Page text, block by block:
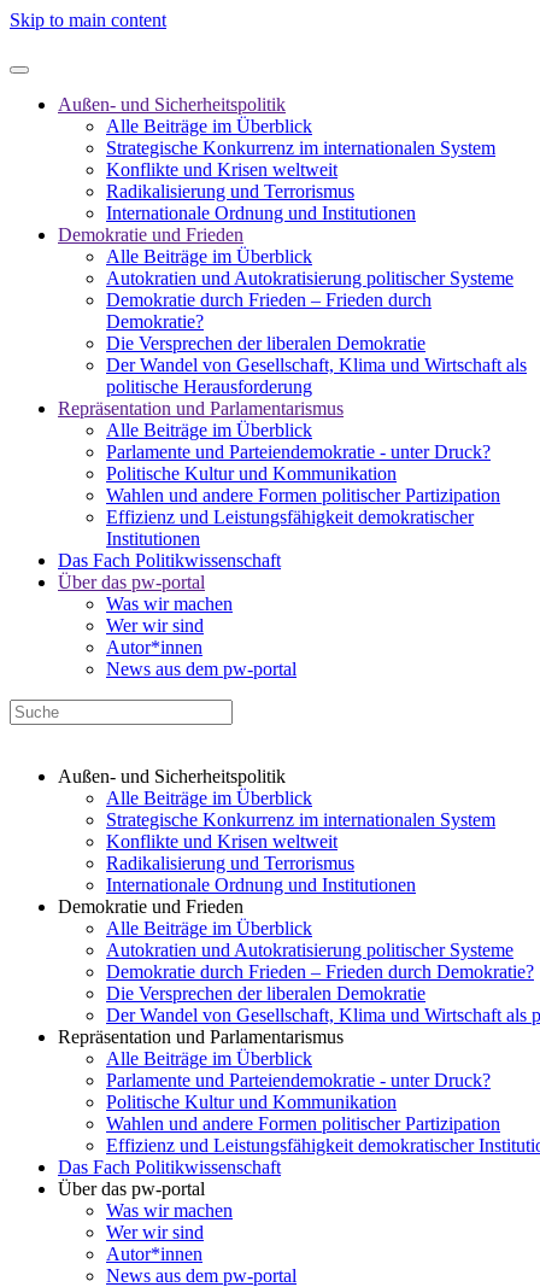
Skip to main content
Außen- und Sicherheitspolitik
Alle Beiträge im Überblick
Strategische Konkurrenz im internationalen System
Konflikte und Krisen weltweit
Radikalisierung und Terrorismus
Internationale Ordnung und Institutionen
Demokratie und Frieden
Alle Beiträge im Überblick
Autokratien und Autokratisierung politischer Systeme
Demokratie durch Frieden – Frieden durch
Demokratie?
Die Versprechen der liberalen Demokratie
Der Wandel von Gesellschaft, Klima und Wirtschaft als
politische Herausforderung
Repräsentation und Parlamentarismus
Alle Beiträge im Überblick
Parlamente und Parteiendemokratie - unter Druck?
Politische Kultur und Kommunikation
Wahlen und andere Formen politischer Partizipation
Effizienz und Leistungsfähigkeit demokratischer
Institutionen
Das Fach Politikwissenschaft
Über das pw-portal
Was wir machen
Wer wir sind
Autor*innen
News aus dem pw-portal
Außen- und Sicherheitspolitik
Alle Beiträge im Überblick
Strategische Konkurrenz im internationalen System
Konflikte und Krisen weltweit
Radikalisierung und Terrorismus
Internationale Ordnung und Institutionen
Demokratie und Frieden
Alle Beiträge im Überblick
Autokratien und Autokratisierung politischer Systeme
Demokratie durch Frieden – Frieden durch Demokratie?
Die Versprechen der liberalen Demokratie
Der Wandel von Gesellschaft, Klima und Wirtschaft als
Repräsentation und Parlamentarismus
Alle Beiträge im Überblick
Parlamente und Parteiendemokratie - unter Druck?
Politische Kultur und Kommunikation
Wahlen und andere Formen politischer Partizipation
Effizienz und Leistungsfähigkeit demokratischer
Das Fach Politikwissenschaft
Über das pw-portal
Was wir machen
Wer wir sind
Autor*innen
News aus dem pw-portal